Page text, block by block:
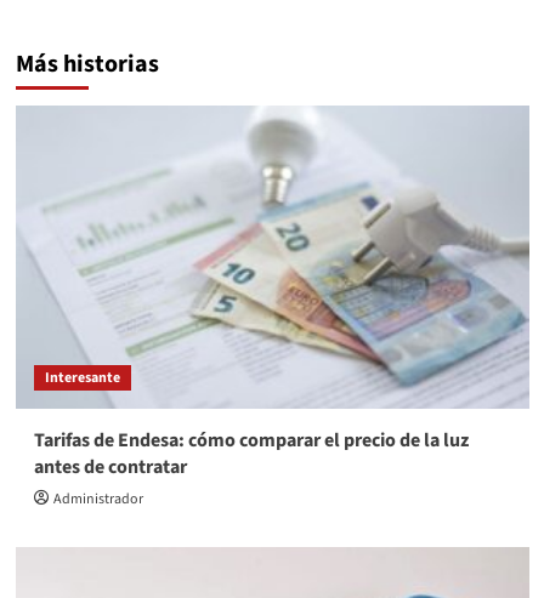
Más historias
Interesante
Tarifas de Endesa: cómo comparar el precio de la luz
antes de contratar
Administrador